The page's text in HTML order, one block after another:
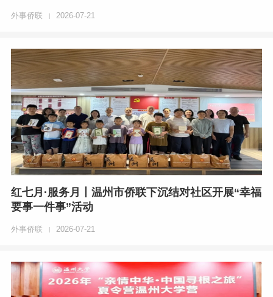
外事侨联 | 2026-07-21
红七月·服务月丨温州市侨联下沉结对社区开展“幸福
要事一件事”活动
外事侨联 | 2026-07-21